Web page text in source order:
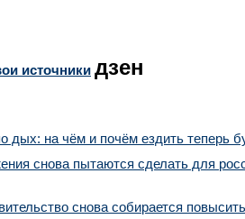
источники дзен
дых: на чём и почём ездить теперь
снова пытаются сделать для
снова собирается